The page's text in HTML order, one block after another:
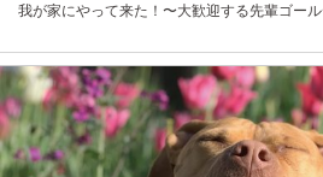
我が家にやって来た！〜大歓迎する先輩ゴー